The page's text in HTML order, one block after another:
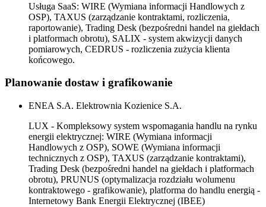
Usługa SaaS: WIRE (Wymiana informacji Handlowych z
OSP), TAXUS (zarządzanie kontraktami, rozliczenia,
raportowanie), Trading Desk (bezpośredni handel na giełdach
i platformach obrotu), SALIX - system akwizycji danych
pomiarowych, CEDRUS - rozliczenia zużycia klienta
końcowego.
Planowanie dostaw i grafikowanie
ENEA S.A. Elektrownia Kozienice S.A.
LUX - Kompleksowy system wspomagania handlu na rynku
energii elektrycznej: WIRE (Wymiana informacji
Handlowych z OSP), SOWE (Wymiana informacji
technicznych z OSP), TAXUS (zarządzanie kontraktami),
Trading Desk (bezpośredni handel na giełdach i platformach
obrotu), PRUNUS (optymalizacja rozdziału wolumenu
kontraktowego - grafikowanie), platforma do handlu energią -
Internetowy Bank Energii Elektrycznej (IBEE)